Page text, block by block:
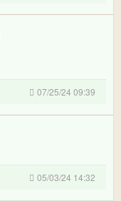
07/25/24 09:39
05/03/24 14:32